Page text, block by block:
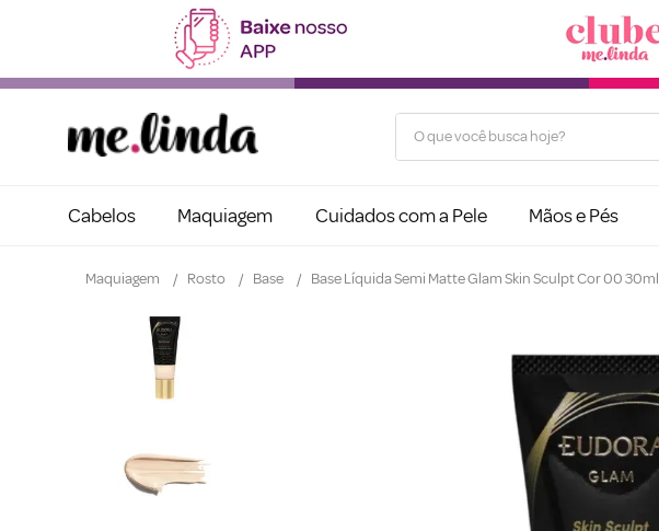
O que você busca hoje?
Cabelos Maquiagem Cuidados com a Pele Mãos e Pés
Maquiagem Rosto Base Base Líquida Semi Matte Glam Skin Sculpt Cor 00 30ml